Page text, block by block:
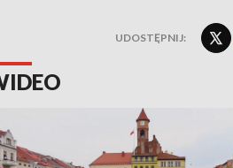
UDOSTĘPNIJ: